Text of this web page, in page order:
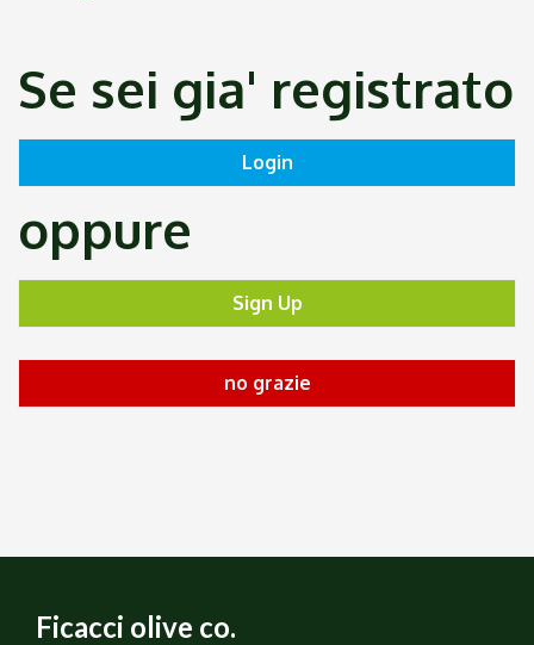
Se sei gia' registrato
oppure
Ficacci olive co.